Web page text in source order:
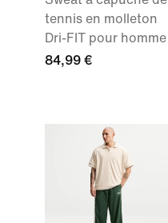
tennis en molleton
Dri-FIT pour homme
84,99 €